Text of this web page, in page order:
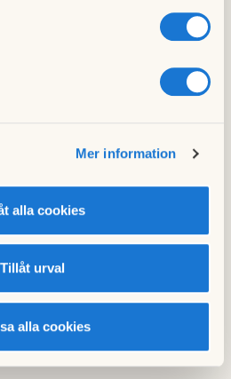
Mer information
alla cookies
Tillåt urval
alla cookies
Instruktioner hur